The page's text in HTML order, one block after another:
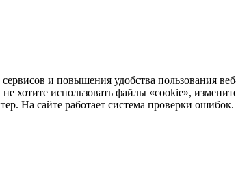
и повышения удобства пользования
использовать файлы «cookie»,
На сайте работает система проверки